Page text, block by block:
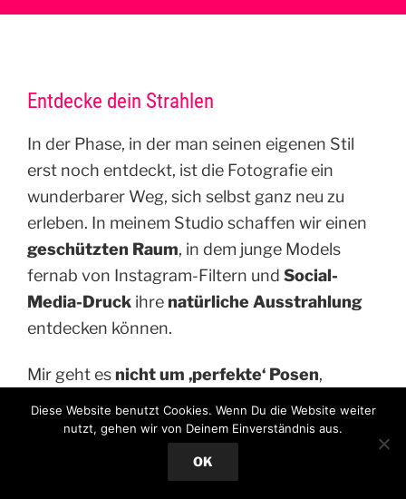
Entdecke dein Strahlen
In der Phase, in der man seinen eigenen Stil
erst noch entdeckt, ist die Fotografie ein
wunderbarer Weg, sich selbst ganz neu zu
erleben. In meinem Studio schaffen wir einen
geschützten Raum, in dem junge Models
fernab von Instagram-Filtern und Social-
Media-Druck ihrenatürliche Ausstrahlung
entdecken können.
Mir geht esnicht um ‚perfekte‘ Posen,
sondern darum, dass du mit einem stolzen
Lächeln undneuem Selbstbewusstseinnach
Diese Website benutzt Cookies. Wenn Du die Website weiter
nutzt, gehen wir von Deinem Einverständnis aus.
OK